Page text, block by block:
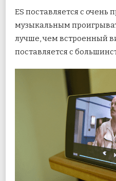
ES поставляется с очень
музыкальным
лучше, чем встроенный
поставляется с